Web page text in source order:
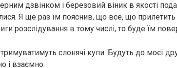
дзвінком і березовий віник в якості
Я ще раз їм пояснив, що все, що
розслідування в тому числі, то буде їм
слонячі купи. Будуть до моєї
і взаємно.